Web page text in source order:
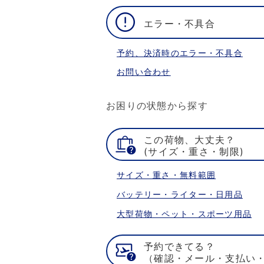
エラー・不具合
予約、決済時のエラー・不具合
お問い合わせ
お困りの状態から探す
この荷物、大丈夫？
(サイズ・重さ・制限)
サイズ・重さ・無料範囲
バッテリー・ライター・日用品
大型荷物・ペット・スポーツ用品
予約できてる？
（確認・メール・支払い